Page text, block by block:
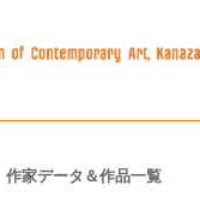
作家データ＆作品一覧